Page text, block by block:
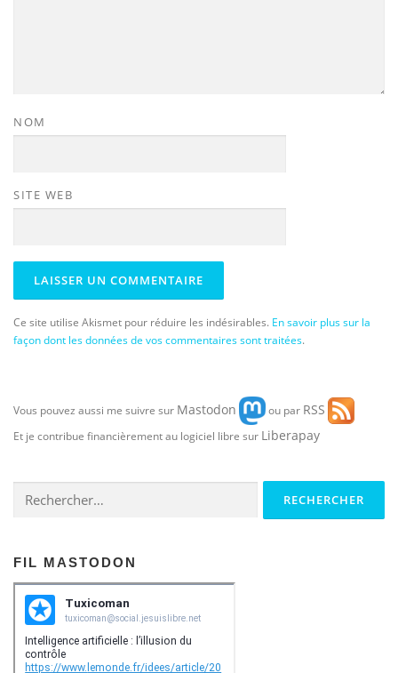
NOM
SITE WEB
Ce site utilise Akismet pour réduire les indésirables. En savoir plus sur la
façon dont les données de vos commentaires sont traitées.
Vous pouvez aussi me suivre sur Mastodon ou par RSS
Et je contribue financièrement au logiciel libre sur Liberapay
FIL MASTODON